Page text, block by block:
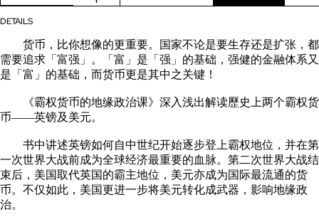
DETAILS
货币，比你想像的更重要。国家不论是要生存还是扩张，都
需要追求「富强」。「富」是「强」的基础，强健的金融体系又
是「富」的基础，而货币更是其中之关键！
《霸权货币的地缘政治课》深入浅出解读歷史上两个霸权货
币——英镑及美元。
书中讲述英镑如何自中世纪开始逐步登上霸权地位，并在第
一次世界大战前成为全球经济最重要的血脉。第二次世界大战结
束后，美国取代英国的霸主地位，美元亦成为国际最流通的货
币。不仅如此，美国更进一步将美元转化成武器，影响地缘政
治。